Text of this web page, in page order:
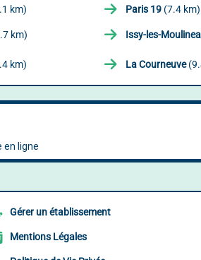
km) Paris 19 (7.4 km)
km) Issy-les-
km) La Courneuve
Gérer un établissement
Mentions Légales